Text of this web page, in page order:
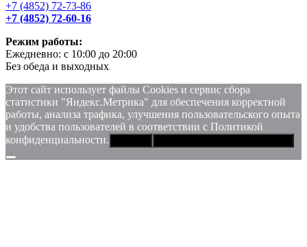
+7 (4852) 72-73-86
+7 (4852) 72-60-16
Режим работы:
Ежедневно: с 10:00 до 20:00
Без обеда и выходных
Этот сайт использует файлы Сookies и сервис сбора
статистики "Яндекс.Метрика" для обеспечения корректной
работы, анализа трафика, улучшения пользовательского опыта
и удобства пользователей в соответствии с Политикой
конфиденциальности.